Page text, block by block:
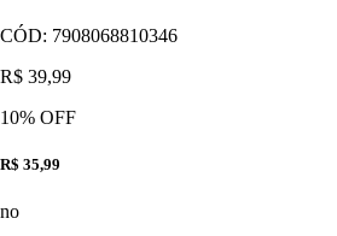
CÓD: 7908068810346
R$ 39,99
10% OFF
R$ 35,99
no